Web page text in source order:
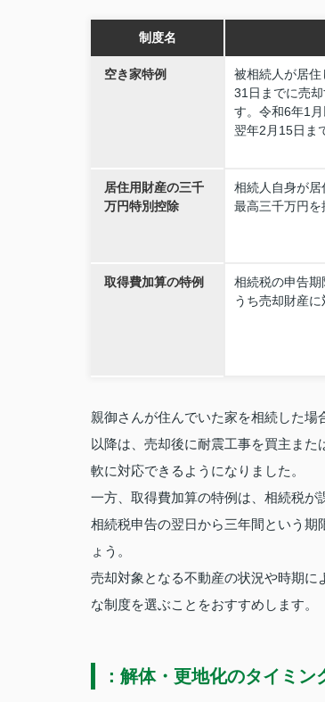
制度名
空き家特例
被相続人が居
31日までに売
す。令和6年1
翌年2月15日ま
居住用財産の三千
万円特別控除
相続人自身が
最高三千万円を
取得費加算の特例
相続税の申告
うち売却財産に
親御さんが住んでいた家を相続した
以降は、売却後に耐震工事を買主ま
軟に対応できるようになりました。
一方、取得費加算の特例は、相続税
相続税申告の翌日から三年間という
ょう。
売却対象となる不動産の状況や時期
な制度を選ぶことをおすすめします。
：解体・更地化のタイミン